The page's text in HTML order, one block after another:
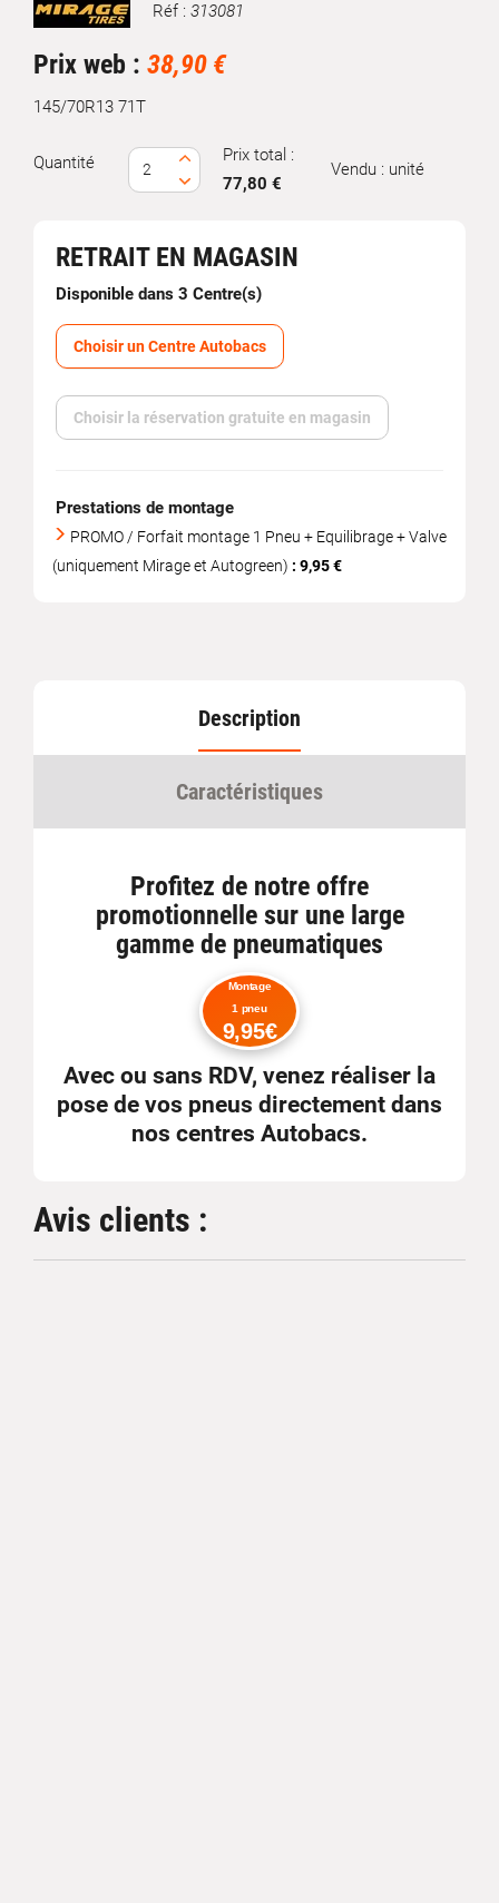
Marque Réf : 313081
Prix web : 38,90 €
145/70R13 71T
Quantité
Prix total :
77,80 €
Vendu : unité
RETRAIT EN MAGASIN
Disponible dans 3 Centre(s)
Choisir un Centre Autobacs
Choisir la réservation gratuite en magasin
Prestations de montage
PROMO / Forfait montage 1 Pneu + Equilibrage + Valve
(uniquement Mirage et Autogreen) : 9,95 €
Description
Caractéristiques
Profitez de notre offre
promotionnelle sur une large
gamme de pneumatiques
Montage
1 pneu
9,95€
Avec ou sans RDV, venez réaliser la
pose de vos pneus directement dans
nos centres Autobacs.
Avis clients :